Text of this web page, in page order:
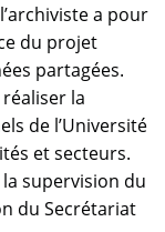
a pour
du projet
partagées.
la
de l’Université
et secteurs.
supervision du
du Secrétariat